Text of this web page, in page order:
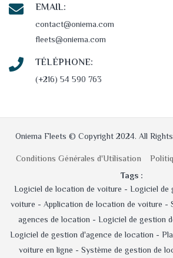
EMAIL:
contact@oniema.com
fleets@oniema.com
TÉLÉPHONE:
(+216) 54 590 763
Oniema Fleets © Copyright 2024. All
Conditions Générales d'Utilisation
Tags :
Logiciel de location de voiture - Logiciel de
voiture - Application de location de voiture -
agences de location - Logiciel de gestion
Logiciel de gestion d'agence de location -
voiture en ligne - Système de gestion de